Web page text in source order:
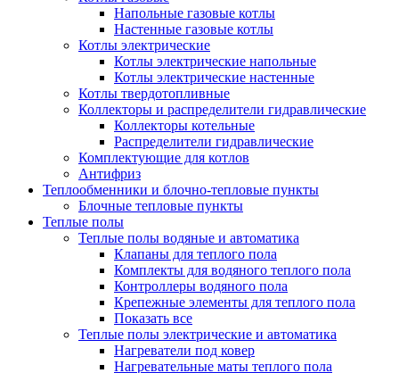
Напольные газовые котлы
Настенные газовые котлы
Котлы электрические
Котлы электрические напольные
Котлы электрические настенные
Котлы твердотопливные
Коллекторы и распределители гидравлические
Коллекторы котельные
Распределители гидравлические
Комплектующие для котлов
Антифриз
Теплообменники и блочно-тепловые пункты
Блочные тепловые пункты
Теплые полы
Теплые полы водяные и автоматика
Клапаны для теплого пола
Комплекты для водяного теплого пола
Контроллеры водяного пола
Крепежные элементы для теплого пола
Показать все
Теплые полы электрические и автоматика
Нагреватели под ковер
Нагревательные маты теплого пола